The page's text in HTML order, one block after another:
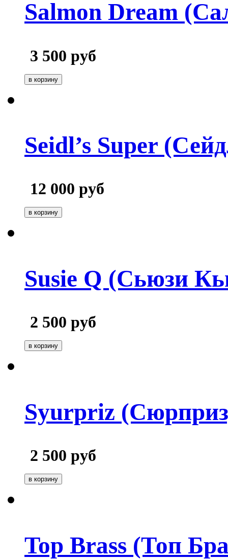
Salmon Dream
3 500 руб
Seidl’s Super
12 000 руб
Susie Q (Сьюзи
2 500 руб
Syurpriz
2 500 руб
Top Brass (Топ